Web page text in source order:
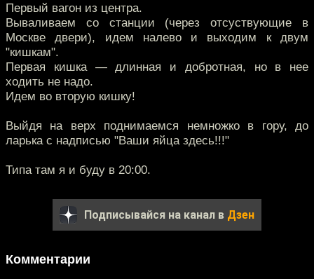
Первый вагон из центра.
Вываливаем со станции (через отсуствующие в
Москве двери), идем налево и выходим к двум
"кишкам".
Первая кишка — длинная и добротная, но в нее
ходить не надо.
Идем во вторую кишку!
Выйдя на верх поднимаемся немножко в гору, до
ларька с надписью "Ваши яйца здесь!!!"
Типа там я и буду в 20:00.
Подписывайся на канал в Дзен
Комментарии